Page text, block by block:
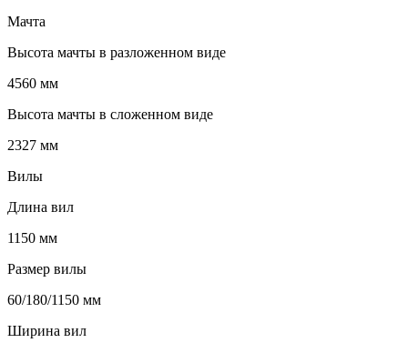
Мачта
Высота мачты в разложенном виде
4560 мм
Высота мачты в сложенном виде
2327 мм
Вилы
Длина вил
1150 мм
Размер вилы
60/180/1150 мм
Ширина вил